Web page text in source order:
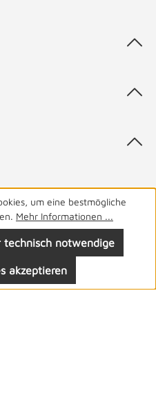
gerne. 05141 9940
um eine bestmögliche
Mehr Informationen ...
technisch notwendige
akzeptieren